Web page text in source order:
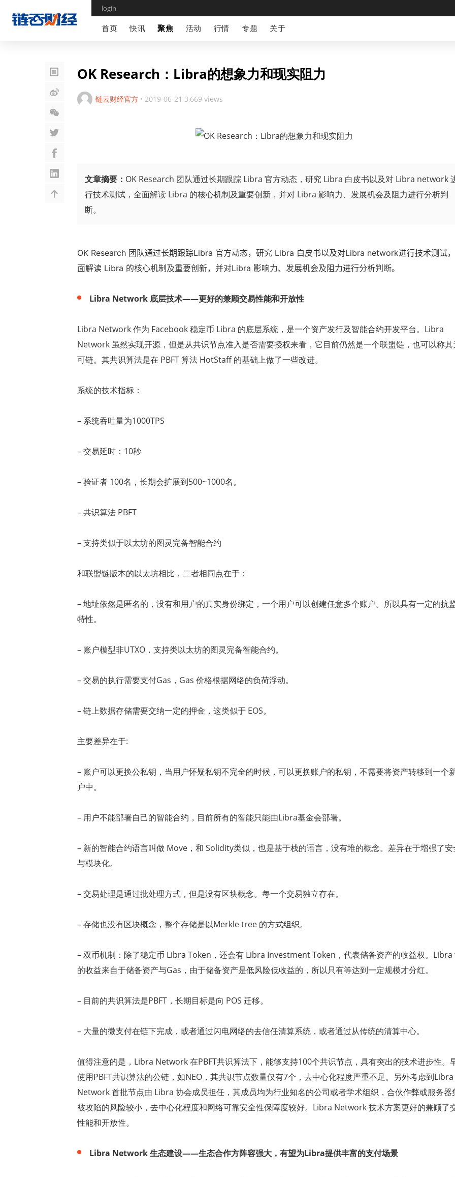
login
首页 快讯 聚焦 活动 行情 专题 关于
OK Research：Libra的想象力和现实阻力
链云财经官方 • 2019-06-21 3,669 views
文章摘要： OK Research 团队通过长期跟踪 Libra 官方动态，研究 Libra 白皮书以及对 Libra network
行技术测试，全面解读 Libra 的核心机制及重要创新，并对 Libra 影响力、发展机会及阻力进行分析判
断。
OK Research 团队通过长期跟踪Libra 官方动态，研究 Libra 白皮书以及对Libra network进行技术测试
面解读 Libra 的核心机制及重要创新，并对Libra 影响力、发展机会及阻力进行分析判断。
Libra Network 底层技术——更好的兼顾交易性能和开放性
Libra Network作为 Facebook稳定币 Libra 的底层系统，是一个资产发行及智能合约开发平台。 Libra
Network虽然实现开源，但是从共识节点准入是否需要授权来看，它目前仍然是一个联盟链，也可以称
可链。其共识算法是在 PBFT算法 HotStaff的基础上做了一些改进。
系统的技术指标：
– 系统吞吐量为1000TPS
–交易延时： 10秒
–验证者 100名，长期会扩展到500~1000名。
–共识算法 PBFT
–支持类似于以太坊的图灵完备智能合约
和联盟链版本的以太坊相比，二者相同点在于：
–地址依然是匿名的，没有和用户的真实身份绑定，一个用户可以创建任意多个账户。所以具有一定的抗
特性。
– 账户模型非UTXO ，支持类以太坊的图灵完备智能合约。
–交易的执行需要支付Gas ， Gas 价格根据网络的负荷浮动。
–链上数据存储需要交纳一定的押金，这类似于 EOS。
主要差异在于:
– 账户可以更换公私钥，当用户怀疑私钥不完全的时候，可以更换账户的私钥，不需要将资产转移到一个
户中。
– 用户不能部署自己的智能合约，目前所有的智能只能由Libra基金会部署。
– 新的智能合约语言叫做 Move ，和 Solidity类似，也是基于栈的语言，没有堆的概念。差异在于增强了安
与模块化。
–交易处理是通过批处理方式，但是没有区块概念。每一个交易独立存在。
–存储也没有区块概念，整个存储是以Merkle tree 的方式组织。
–双币机制：除了稳定币 Libra Token ，还会有 Libra Investment Token ，代表储备资产的收益权。 Libra
的收益来自于储备资产与Gas ，由于储备资产是低风险低收益的，所以只有等达到一定规模才分红。
– 目前的共识算法是PBFT ，长期目标是向 POS 迁移。
– 大量的微支付在链下完成，或者通过闪电网络的去信任清算系统，或者通过从传统的清算中心。
值得注意的是， Libra Network在PBFT共识算法下，能够支持100个共识节点，具有突出的技术进步性。
使用PBFT共识算法的公链，如NEO ，其共识节点数量仅有7个，去中心化程度严重不足。另外考虑到Libra
Network首批节点由 Libra 协会成员担任，其成员均为行业知名的公司或者学术组织，合伙作弊或服务器
被攻陷的风险较小，去中心化程度和网络可靠安全性保障度较好。 Libra Network技术方案更好的兼顾了
性能和开放性。
Libra Network生态建设——生态合作方阵容强大，有望为Libra提供丰富的支付场景